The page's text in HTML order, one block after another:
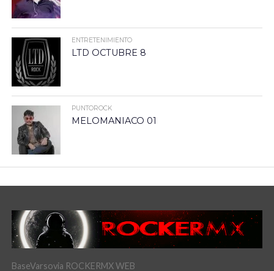
ENTRETENIMIENTO
LTD OCTUBRE 8
PUNTOROCK
MELOMANIACO 01
BaseVarsovia ROCKERMX WEB